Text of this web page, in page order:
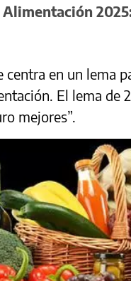
centra en un lema
El lema de
mejores”.